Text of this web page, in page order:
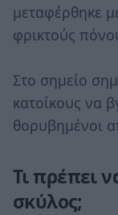
μεταφέρθηκε
φρικτούς
Στο σημείο
κατοίκους να
θορυβημένοι
Τι πρέπει
σκύλος;